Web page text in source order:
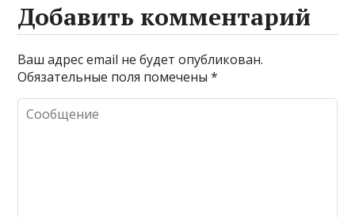
Добавить комментарий
Ваш адрес email не будет опубликован.
Обязательные поля помечены*